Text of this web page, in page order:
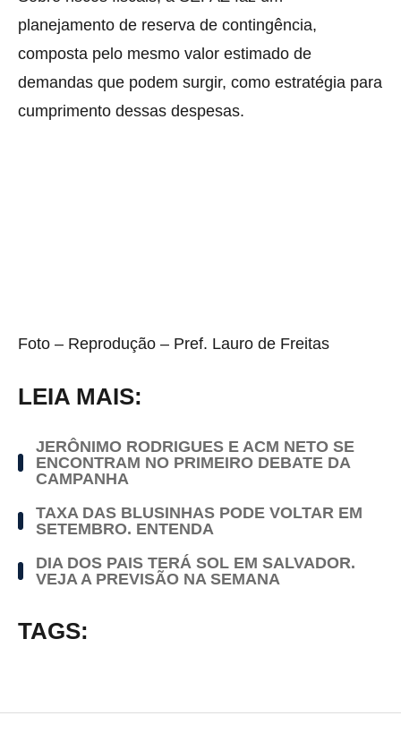
planejamento de reserva de contingência,
composta pelo mesmo valor estimado de
demandas que podem surgir, como estratégia para
cumprimento dessas despesas.
Foto – Reprodução – Pref. Lauro de Freitas
LEIA MAIS:
JERÔNIMO RODRIGUES E ACM NETO SE
ENCONTRAM NO PRIMEIRO DEBATE DA
CAMPANHA
TAXA DAS BLUSINHAS PODE VOLTAR EM
SETEMBRO. ENTENDA
DIA DOS PAIS TERÁ SOL EM SALVADOR.
VEJA A PREVISÃO NA SEMANA
TAGS: